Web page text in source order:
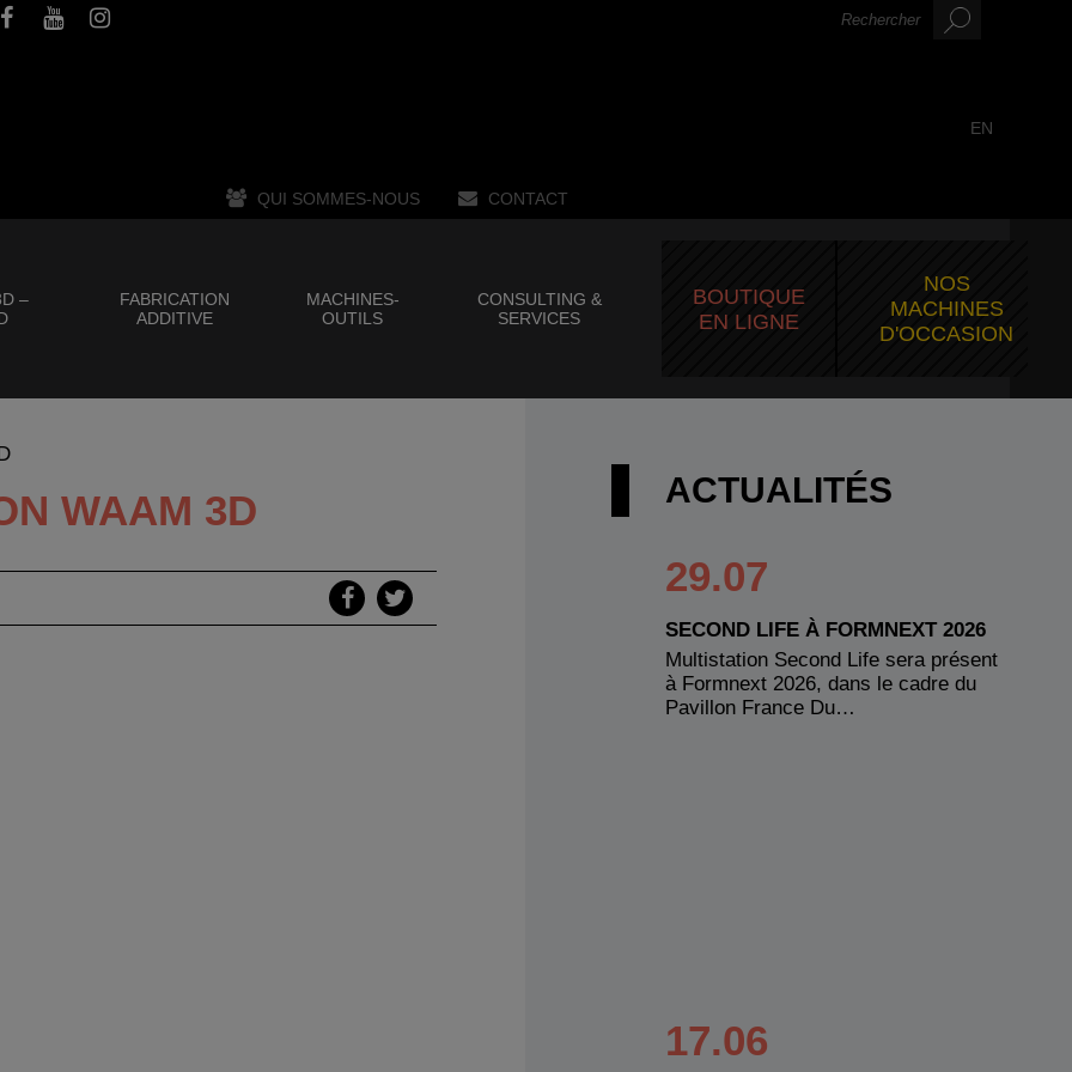
QUI SOMMES-NOUS CONTACT
EN
–
FABRICATION
ADDITIVE
MACHINES-
OUTILS
CONSULTING &
SERVICES
BOUTIQUE
EN LIGNE
NOS
MACHINES
D'OCCASION
WAAM 3D ACTUALITÉS
29.07
SECOND LIFE À FORMNEXT 2026
Multistation Second Life sera présent
à Formnext 2026, dans le cadre du
Pavillon France Du…
17.06